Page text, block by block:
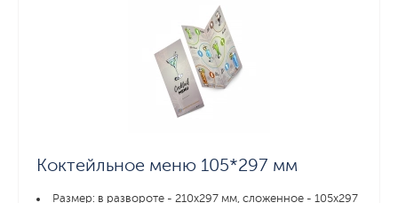
Коктейльное меню 105*297 мм
Размер: в развороте - 210х297 мм, сложенное - 105х297